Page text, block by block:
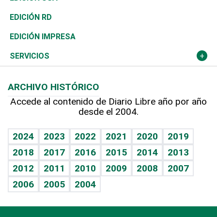
Ocenanía
Caribe
Resto del mundo
Telecom.
Global y variable
Economía personal
Sociales
Novedades
Podcast Arte Libre
Hablando con el pediatra
Vida y familia
Eñe
Celebrando la vida
Sin complejos
En pocas palabras
Tenis
Olimpismo
Más deportes
Línea de hit
TBT Deportivo
El Espía
Noticiero Poteleche
Columnistas
Más firmas
Historia
Martes de tecnología
Cambio climático
Revista
Deportes
Opinión
Hecho en casa
Guía del dinero
EDICIÓN RD
EDICIÓN IMPRESA
SERVICIOS
Cumpleaños
Horóscopos
Crucigramas
ARCHIVO HISTÓRICO
Accede al contenido de Diario Libre año por año
desde el 2004.
2024 2023 2022 2021 2020
2019
2018
2017 2016 2015 2014
2013
2012
2011 2010 2009 2008
2007
2006
2005 2004